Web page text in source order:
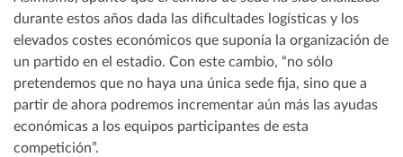
durante estos años dada las dificultades logísticas y los
elevados costes económicos que suponía la organización de
un partido en el estadio. Con este cambio, “no sólo
pretendemos que no haya una única sede fija, sino que a
partir de ahora podremos incrementar aún más las ayudas
económicas a los equipos participantes de esta
competición”.